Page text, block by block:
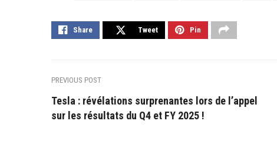
Share Tweet Pin
PREVIOUS POST
Tesla : révélations surprenantes lors de l’appel
sur les résultats du Q4 et FY 2025 !